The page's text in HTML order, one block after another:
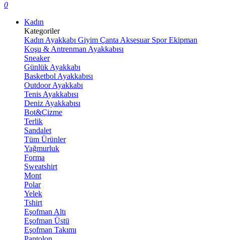
0
Kadın
Kategoriler
Kadın Ayakkabı Giyim Çanta Aksesuar Spor Ekipman
Koşu & Antrenman Ayakkabısı
Sneaker
Günlük Ayakkabı
Basketbol Ayakkabısı
Outdoor Ayakkabı
Tenis Ayakkabısı
Deniz Ayakkabısı
Bot&Çizme
Terlik
Sandalet
Tüm Ürünler
Yağmurluk
Forma
Sweatshirt
Mont
Polar
Yelek
Tshirt
Eşofman Altı
Eşofman Üstü
Eşofman Takımı